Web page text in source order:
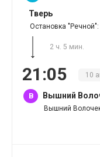
Тверь
Остановка
2 ч. 5 мин.
21 :05 10
B Вышний
Вышний